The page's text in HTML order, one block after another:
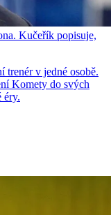
Kučeřík popisuje,
trenér v jedné osobě.
Komety do svých
éry.